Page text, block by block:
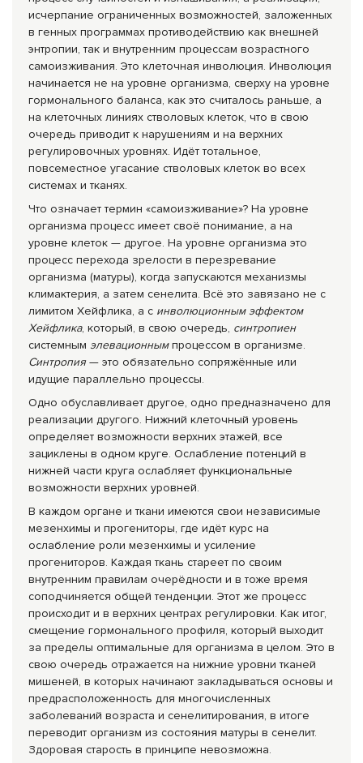
исчерпание ограниченных возможностей, заложенных
в генных программах противодействию как внешней
энтропии, так и внутренним процессам возрастного
самоизживания. Это клеточная инволюция. Инволюция
начинается не на уровне организма, сверху на уровне
гормонального баланса, как это считалось раньше, а
на клеточных линиях стволовых клеток, что в свою
очередь приводит к нарушениям и на верхних
регулировочных уровнях. Идёт тотальное,
повсеместное угасание стволовых клеток во всех
системах и тканях.
Что означает термин «самоизживание»? На уровне
организма процесс имеет своё понимание, а на
уровне клеток — другое. На уровне организма это
процесс перехода зрелости в перезревание
организма (матуры), когда запускаются механизмы
климактерия, а затем сенелита. Всё это завязано не с
лимитом Хейфлика, а с инволюционным эффектом
Хейфлика, который, в свою очередь, синтропиен
системным элевационнымпроцессом в организме.
Синтропия— это обязательно сопряжённые или
идущие параллельно процессы.
Одно обуславливает другое, одно предназначено для
реализации другого. Нижний клеточный уровень
определяет возможности верхних этажей, все
зациклены в одном круге. Ослабление потенций в
нижней части круга ослабляет функциональные
возможности верхних уровней.
В каждом органе и ткани имеются свои независимые
мезенхимы и прогениторы, где идёт курс на
ослабление роли мезенхимы и усиление
прогениторов. Каждая ткань стареет по своим
внутренним правилам очерёдности и в тоже время
соподчиняется общей тенденции. Этот же процесс
происходит и в верхних центрах регулировки. Как итог,
смещение гормонального профиля, который выходит
за пределы оптимальные для организма в целом. Это в
свою очередь отражается на нижние уровни тканей
мишеней, в которых начинают закладываться основы и
предрасположенность для многочисленных
заболеваний возраста и сенелитирования, в итоге
переводит организм из состояния матуры в сенелит.
Здоровая старость в принципе невозможна.